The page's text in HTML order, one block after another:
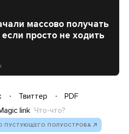
массово получать
просто не ходить
Твиттер
PDF
link Что-что?
ПУСТУЮЩЕГО ПОЛУОСТРОВА